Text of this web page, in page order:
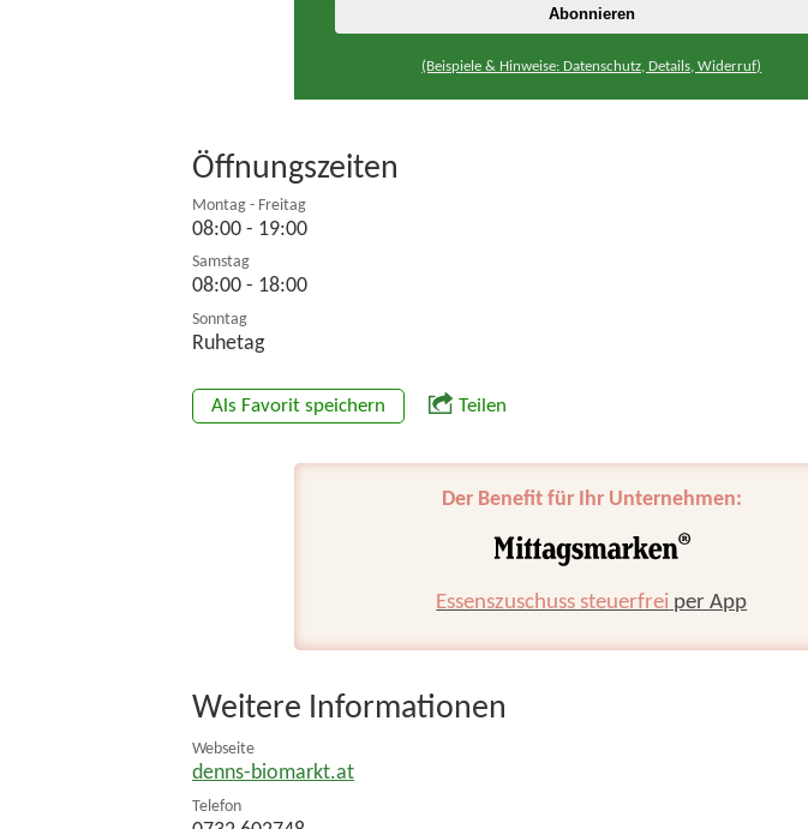
(Beispiele & Hinweise: Datenschutz, Details, Widerruf)
Öffnungszeiten
Montag - Freitag
08:00 - 19:00
Samstag
08:00 - 18:00
Sonntag
Ruhetag
Als Favorit speichern Teilen
Der Benefit für Ihr Unternehmen:
Essenszuschuss steuerfrei per App
Weitere Informationen
Webseite
denns-biomarkt.at
Telefon